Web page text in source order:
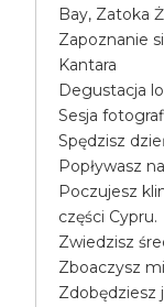
Bay, Zatoka
Zapoznanie
Kantara
Degustacja
Sesja
Spędzisz
Popływasz
Poczujesz
części Cypru.
Zwiedzisz
Zboaczysz
Zdobędziesz